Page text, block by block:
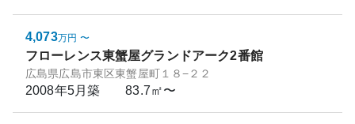
4,073万円 〜
フローレンス東蟹屋グランドアーク2番館
広島県広島市東区東蟹屋町１８−２２
2008年5月築 83.7㎡〜